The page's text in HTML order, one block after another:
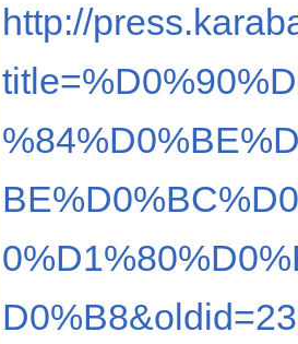
http://